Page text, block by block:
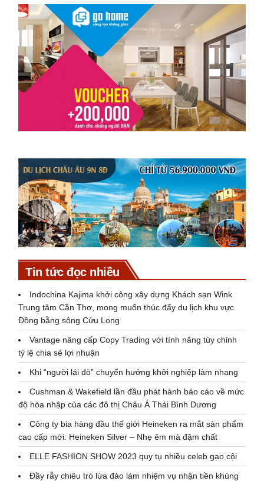
Tin tức đọc nhiều
Indochina Kajima khởi công xây dựng Khách sạn Wink
Trung tâm Cần Thơ, mong muốn thúc đẩy du lịch khu vực
Đồng bằng sông Cửu Long
Vantage nâng cấp Copy Trading với tính năng tùy chỉnh
tỷ lệ chia sẻ lợi nhuận
Khi “người lái đò” chuyển hướng khởi nghiệp làm nhang
Cushman & Wakefield lần đầu phát hành báo cáo về mức
độ hòa nhập của các đô thị Châu Á Thái Bình Dương
Công ty bia hàng đầu thế giới Heineken ra mắt sản phẩm
cao cấp mới: Heineken Silver – Nhẹ êm mà đậm chất
ELLE FASHION SHOW 2023 quy tụ nhiều celeb gạo cội
Đầy rẫy chiêu trò lừa đảo làm nhiệm vụ nhận tiền khủng